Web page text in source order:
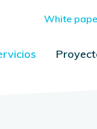
White